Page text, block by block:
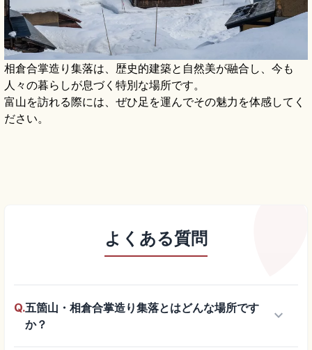
相倉合掌造り集落は、歴史的建築と自然美が融合し、今も
人々の暮らしが息づく特別な場所です。
富山を訪れる際には、ぜひ足を運んでその魅力を体感してく
ださい。
よくある質問
Q.五箇山・相倉合掌造り集落とはどんな場所です
か？
keyboard_arrow_down